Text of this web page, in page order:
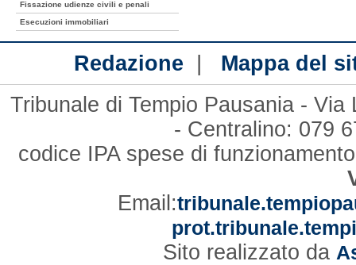
Fissazione udienze civili e penali
Esecuzioni immobiliari
Redazione | Mappa del
Tribunale di Tempio Pausania -
- Centralino: 079
codice IPA spese di
Email:
Sito realizzato da